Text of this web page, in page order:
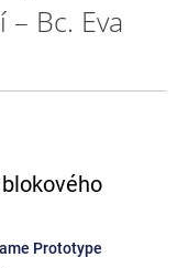
Bc. Eva
Prototype